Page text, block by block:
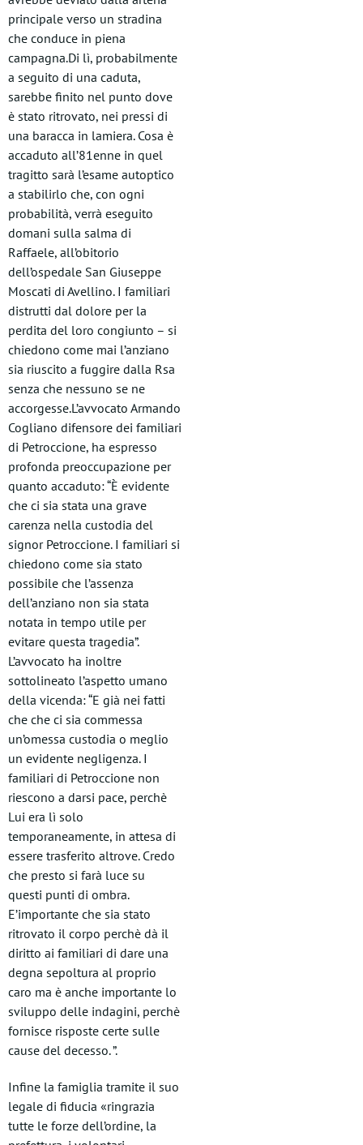
principale verso un stradina
che conduce in piena
campagna.Di lì, probabilmente
a seguito di una caduta,
sarebbe finito nel punto dove
è stato ritrovato, nei pressi di
una baracca in lamiera. Cosa è
accaduto all’81enne in quel
tragitto sarà l’esame autoptico
a stabilirlo che, con ogni
probabilità, verrà eseguito
domani sulla salma di
Raffaele, all’obitorio
dell’ospedale San Giuseppe
Moscati di Avellino. I familiari
distrutti dal dolore per la
perdita del loro congiunto – si
chiedono come mai l’anziano
sia riuscito a fuggire dalla Rsa
senza che nessuno se ne
accorgesse.L’avvocato Armando
Cogliano difensore dei familiari
di Petroccione, ha espresso
profonda preoccupazione per
quanto accaduto: “È evidente
che ci sia stata una grave
carenza nella custodia del
signor Petroccione. I familiari si
chiedono come sia stato
possibile che l’assenza
dell’anziano non sia stata
notata in tempo utile per
evitare questa tragedia”.
L’avvocato ha inoltre
sottolineato l’aspetto umano
della vicenda: “E già nei fatti
che che ci sia commessa
un’omessa custodia o meglio
un evidente negligenza. I
familiari di Petroccione non
riescono a darsi pace, perchè
Lui era lì solo
temporaneamente, in attesa di
essere trasferito altrove. Credo
che presto si farà luce su
questi punti di ombra.
E’importante che sia stato
ritrovato il corpo perchè dà il
diritto ai familiari di dare una
degna sepoltura al proprio
caro ma è anche importante lo
sviluppo delle indagini, perchè
fornisce risposte certe sulle
cause del decesso. ”.
Infine la famiglia tramite il suo
legale di fiducia «ringrazia
tutte le forze dell’ordine, la